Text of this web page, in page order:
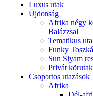
Luxus utak
Újdonság
Afrika négy
Balázzsal
Tematikus
Funky
Sun Siyam
Privát körutak
Csoportos utazások
Afrika
Dél-